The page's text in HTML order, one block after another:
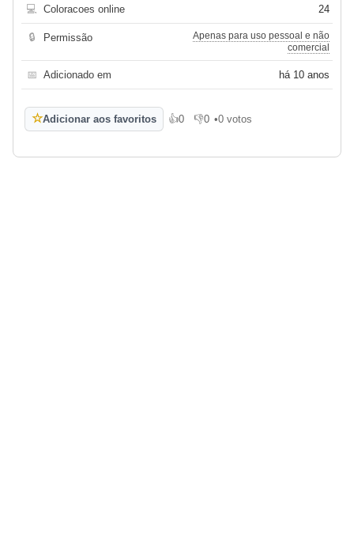
💻 Coloracoes online 24
🔒 Permissão
Apenas para uso pessoal e não
comercial
📅 Adicionado em há 10 anos
☆Adicionar aos favoritos 👍0
Gosto 👎0
Não gosto
•0 votos